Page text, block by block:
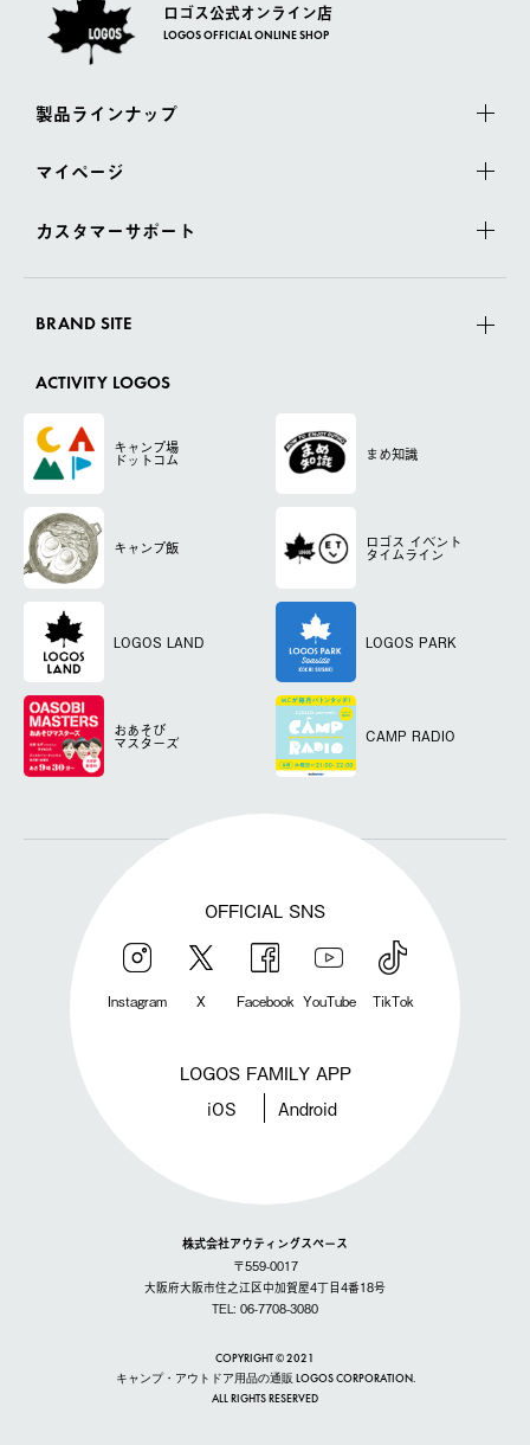
ロゴス公式オンライン店
LOGOS OFFICIAL ONLINE SHOP
製品ラインナップ
マイページ
カスタマーサポート
BRAND SITE
ACTIVITY LOGOS
キャンプ場
ドットコム まめ知識
キャンプ飯 ロゴス イベント
タイムライン
LOGOS LAND LOGOS PARK
おあそび
マスターズ CAMP RADIO
OFFICIAL SNS
Instagram X Facebook YouTube TikTok
LOGOS FAMILY APP
iOS Android
株式会社アウティングスペース
〒559-0017
大阪府大阪市住之江区中加賀屋4丁目4番18号
TEL: 06-7708-3080
COPYRIGHT © 2021
キャンプ・アウトドア用品の通販 LOGOS CORPORATION.
ALL RIGHTS RESERVED